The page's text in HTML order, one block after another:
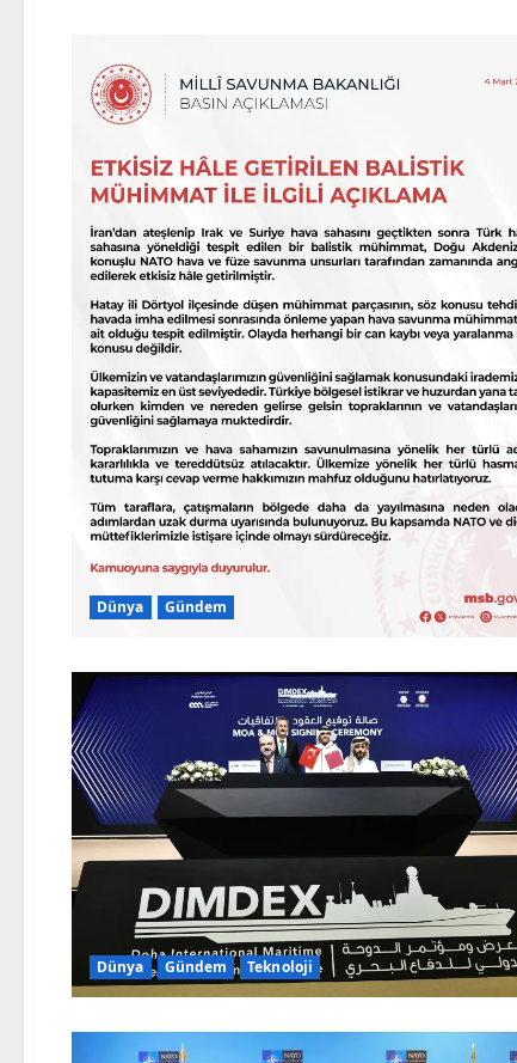
Dünya Gündem
Dünya Gündem Teknoloji